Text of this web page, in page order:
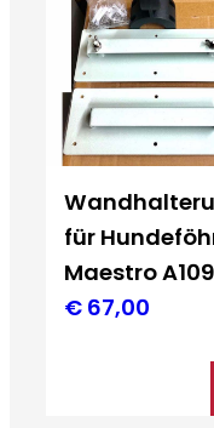
für
Maestro
€ 67,00